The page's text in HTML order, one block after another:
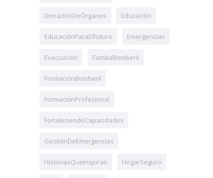
DonaciónDeÓrganos Educación
EducaciónParaElFuturo Emergencias
Evacuación FamiliaBomberil
FormaciónBomberil
FormaciónProfesional
FortaleciendoCapacidades
GestiónDeEmergencias
HistoriasQueInspiran HogarSeguro